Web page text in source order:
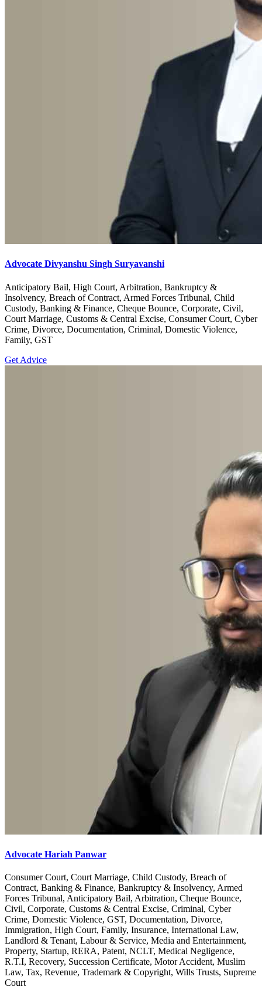
Advocate Divyanshu Singh Suryavanshi
Anticipatory Bail, High Court, Arbitration, Bankruptcy &
Insolvency, Breach of Contract, Armed Forces Tribunal, Child
Custody, Banking & Finance, Cheque Bounce, Corporate, Civil,
Court Marriage, Customs & Central Excise, Consumer Court, Cyber
Crime, Divorce, Documentation, Criminal, Domestic Violence,
Family, GST
Get Advice
Advocate Hariah Panwar
Consumer Court, Court Marriage, Child Custody, Breach of
Contract, Banking & Finance, Bankruptcy & Insolvency, Armed
Forces Tribunal, Anticipatory Bail, Arbitration, Cheque Bounce,
Civil, Corporate, Customs & Central Excise, Criminal, Cyber
Crime, Domestic Violence, GST, Documentation, Divorce,
Immigration, High Court, Family, Insurance, International Law,
Landlord & Tenant, Labour & Service, Media and Entertainment,
Property, Startup, RERA, Patent, NCLT, Medical Negligence,
R.T.I, Recovery, Succession Certificate, Motor Accident, Muslim
Law, Tax, Revenue, Trademark & Copyright, Wills Trusts, Supreme
Court